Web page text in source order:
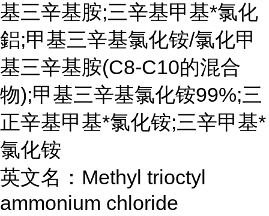
基三辛基胺;三辛基甲基*氯化
鋁;甲基三辛基氯化铵/氯化甲
基三辛基胺(C8-C10的混合
物);甲基三辛基氯化铵99%;三
正辛基甲基*氯化铵;三辛甲基*
氯化铵
英文名：Methyl trioctyl
ammonium chloride